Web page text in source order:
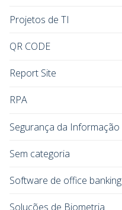
Projetos de TI
QR CODE
Report Site
RPA
Segurança da Informação
Sem categoria
Software de office banking
Soluções de Biometria